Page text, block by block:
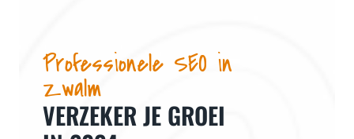
Professionele SEO in
Zwalm
VERZEKER JE GROEI